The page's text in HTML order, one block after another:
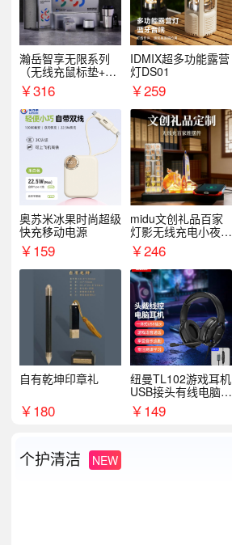
瀚岳智享无限系列
（无线充鼠标垫+飞
利浦音响+乐扣咖啡
杯）
￥316
IDMIX超多功能露营
灯DS01
￥259
奥苏米冰果时尚超级
快充移动电源
￥159
midu文创礼品百家
灯影无线充电小夜灯
纪念礼品定制
￥246
自有乾坤印章礼
￥180
纽曼TL102游戏耳机
USB接头有线电脑耳
机耳麦
￥149
个护清洁 NEW